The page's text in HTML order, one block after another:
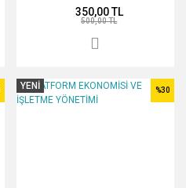
350,00 TL
500,00 TL
YENİ %30